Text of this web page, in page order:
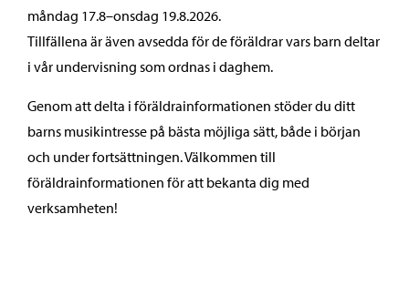
måndag 17.8–onsdag 19.8.2026.
Tillfällena är även avsedda för de föräldrar vars barn deltar
i vår undervisning som ordnas i daghem.
Genom att delta i föräldrainformationen stöder du ditt
barns musikintresse på bästa möjliga sätt, både i början
och under fortsättningen. Välkommen till
föräldrainformationen för att bekanta dig med
verksamheten!